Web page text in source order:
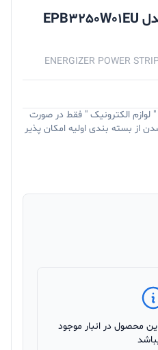
چندراهی برق انرجایزر مدل EPB3250W01EU
ENERGIZER POWER
لوازم الکترونیک " فقط در صورت
از بسته بندی اولیه امکان پذیر
محصول در انبار موجود